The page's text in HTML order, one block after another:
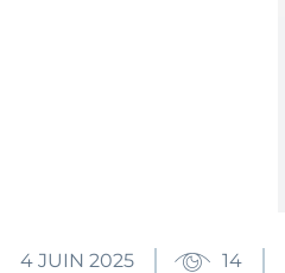
4 JUIN 2025 14